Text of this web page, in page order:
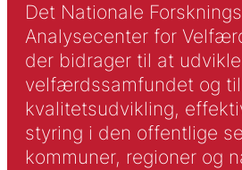
Det Nationale
Analysecenter for
der bidrager til at udvikle
velfærdssamfundet og
kvalitetsudvikling,
styring i den offentlige
kommuner, regioner og